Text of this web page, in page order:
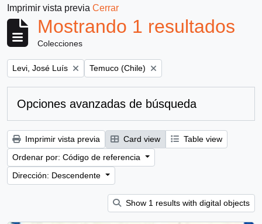
Imprimir vista previa Cerrar
Mostrando 1 resultados
Colecciones
Remove filter:
Levi, José Luís Remove filter:
Temuco (Chile)
Opciones avanzadas de búsqueda
Imprimir vista previa Card view
Table view
Ordenar por: Código de referencia
Dirección: Descendente
Show 1 results with digital objects